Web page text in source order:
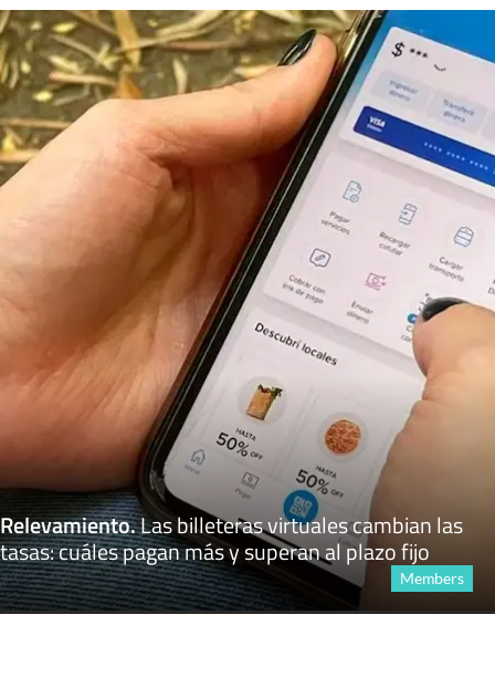
Relevamiento.Las billeteras virtuales cambian las
tasas: cuáles pagan más y superan al plazo fijo
Members